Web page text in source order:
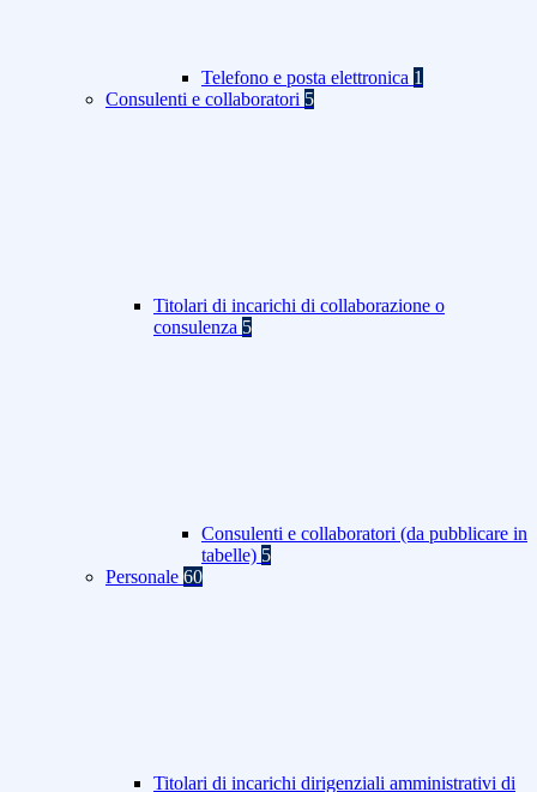
Telefono e posta elettronica 1
Consulenti e collaboratori 5
Titolari di incarichi di collaborazione o
consulenza 5
Consulenti e collaboratori (da pubblicare in
tabelle) 5
Personale 60
Titolari di incarichi dirigenziali amministrativi di